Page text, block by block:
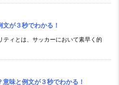
文が３秒でわかる！
ティとは、サッカーにおいて素早く的
意味と例文が３秒でわかる！